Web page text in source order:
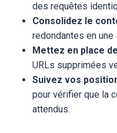
des requêtes
Consolidez le
redondantes en
Mettez en place
URLs supprimées
Suivez vos
pour vérifier que la
attendus.